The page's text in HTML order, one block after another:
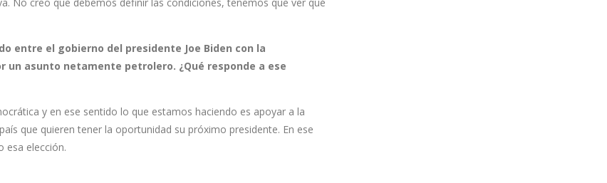
No creo que debemos definir las condiciones, tenemos que ver qué
entre el gobierno del presidente Joe Biden con la
asunto netamente petrolero. ¿Qué responde a ese
y en ese sentido lo que estamos haciendo es apoyar a la
que quieren tener la oportunidad su próximo presidente. En ese
esa elección.